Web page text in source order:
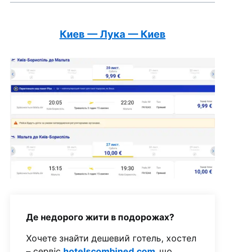
Киев — Лука — Киев
Де недорого жити в подорожах?
Хочете знайти дешевий готель, хостел